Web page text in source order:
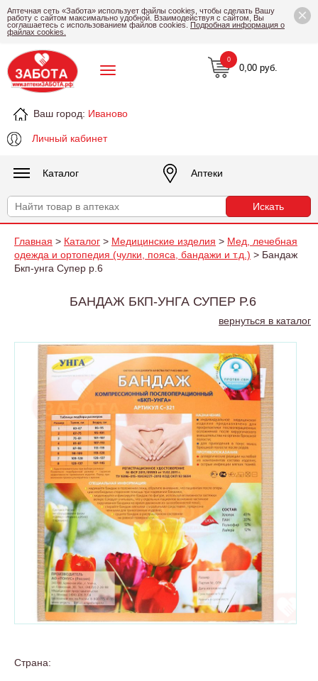
×
Аптечная сеть «Забота» использует файлы cookies, чтобы сделать Вашу
работу с сайтом максимально удобной. Взаимодействуя с сайтом, Вы
соглашаетесь с использованием файлов cookies. Подробная информация о
файлах cookies.
Ваш город: Иваново
Личный кабинет
0,00 руб.
0
Каталог Аптеки
Главная > Каталог > Медицинские изделия > Мед, лечебная
одежда и ортопедия (чулки, пояса, бандажи и т.д.) > Бандаж
Бкп-унга Супер р.6
БАНДАЖ БКП-УНГА СУПЕР Р.6
вернуться в каталог
Страна: